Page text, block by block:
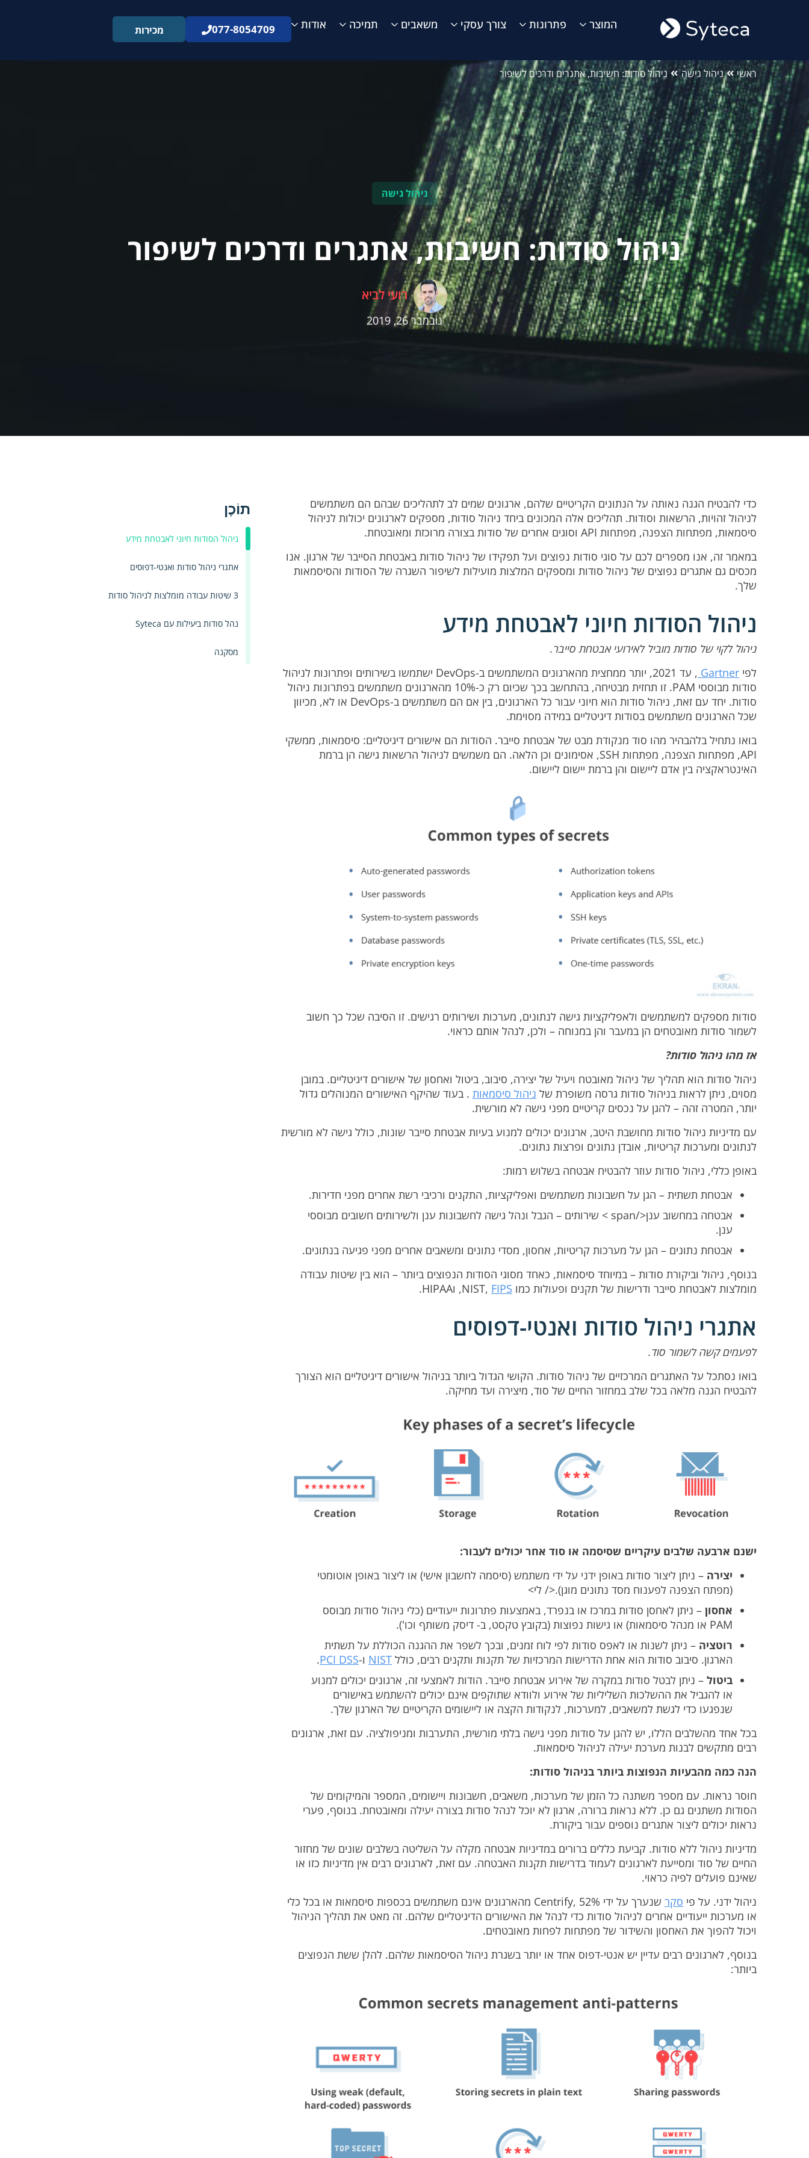
המוצר פתרונות צורך עסקי משאבים תמיכה אודות 077-8054709 מכירות
ראשי ניהול גישה ניהול סודות: חשיבות, אתגרים ודרכים לשיפור
ניהול גישה
ניהול סודות: חשיבות, אתגרים ודרכים לשיפור
רועי לביא
נובמבר 26, 2019
כדי להבטיח הגנה נאותה על הנתונים הקריטיים שלהם, ארגונים שמים לב לתהליכים שבהם הם משתמשים
לניהול זהויות, הרשאות וסודות. תהליכים אלה המכונים ביחד ניהול סודות, מספקים לארגונים יכולות לניהול
סיסמאות, מפתחות הצפנה, מפתחות API וסוגים אחרים של סודות בצורה מרוכזת ומאובטחת.
במאמר זה, אנו מספרים לכם על סוגי סודות נפוצים ועל תפקידו של ניהול סודות באבטחת הסייבר של ארגון. אנו
מכסים גם אתגרים נפוצים של ניהול סודות ומספקים המלצות מועילות לשיפור השגרה של הסודות והסיסמאות
שלך.
ניהול הסודות חיוני לאבטחת מידע
ניהול לקוי של סודות מוביל לאירועי אבטחת סייבר.
לפי Gartner
, עד 2021, יותר ממחצית מהארגונים המשתמשים ב-DevOps ישתמשו בשירותים ופתרונות לניהול
סודות מבוססי PAM. זו תחזית מבטיחה, בהתחשב בכך שכיום רק כ-10% מהארגונים משתמשים בפתרונות ניהול
סודות. יחד עם זאת, ניהול סודות הוא חיוני עבור כל הארגונים, בין אם הם משתמשים ב-DevOps או לא, מכיוון
שכל הארגונים משתמשים בסודות דיגיטליים במידה מסוימת.
בואו נתחיל בלהבהיר מהו סוד מנקודת מבט של אבטחת סייבר. הסודות הם אישורים דיגיטליים: סיסמאות, ממשקי
API, מפתחות הצפנה, מפתחות SSH, אסימונים וכן הלאה. הם משמשים לניהול הרשאות גישה הן ברמת
האינטראקציה בין אדם ליישום והן ברמת יישום ליישום.
סודות מספקים למשתמשים ולאפליקציות גישה לנתונים, מערכות ושירותים רגישים. זו הסיבה שכל כך חשוב
לשמור סודות מאובטחים הן במעבר והן במנוחה – ולכן, לנהל אותם כראוי.
אז מהו ניהול סודות?
ניהול סודות הוא תהליך של ניהול מאובטח ויעיל של יצירה, סיבוב, ביטול ואחסון של אישורים דיגיטליים. במובן
מסוים, ניתן לראות בניהול סודות גרסה משופרת של ניהול סיסמאות . בעוד שהיקף האישורים המנוהלים גדול
יותר, המטרה זהה – להגן על נכסים קריטיים מפני גישה לא מורשית.
עם מדיניות ניהול סודות מחושבת היטב, ארגונים יכולים למנוע בעיות אבטחת סייבר שונות, כולל גישה לא מורשית
לנתונים ומערכות קריטיות, אובדן נתונים ופרצות נתונים.
באופן כללי, ניהול סודות עוזר להבטיח אבטחה בשלוש רמות:
אבטחת תשתית – הגן על חשבונות משתמשים ואפליקציות, התקנים ורכיבי רשת אחרים מפני חדירות.
אבטחה במחשוב ענן</span > שירותים – הגבל ונהל גישה לחשבונות ענן ולשירותים חשובים מבוססי
ענן.
אבטחת נתונים – הגן על מערכות קריטיות, אחסון, מסדי נתונים ומשאבים אחרים מפני פגיעה בנתונים.
בנוסף, ניהול וביקורת סודות – במיוחד סיסמאות, כאחד מסוגי הסודות הנפוצים ביותר – הוא בין שיטות עבודה
מומלצות לאבטחת סייבר ודרישות של תקנים ופעולות כמו NIST, FIPS , וHIPAA.
אתגרי ניהול סודות ואנטי-דפוסים
לפעמים קשה לשמור סוד.
בואו נסתכל על האתגרים המרכזיים של ניהול סודות. הקושי הגדול ביותר בניהול אישורים דיגיטליים הוא הצורך
להבטיח הגנה מלאה בכל שלב במחזור החיים של סוד, מיצירה ועד מחיקה.
ישנם ארבעה שלבים עיקריים שסיסמה או סוד אחר יכולים לעבור:
יצירה – ניתן ליצור סודות באופן ידני על ידי משתמש (סיסמה לחשבון אישי) או ליצור באופן אוטומטי
(מפתח הצפנה לפענוח מסד נתונים מוגן).</ לי>
אחסון – ניתן לאחסן סודות במרכז או בנפרד, באמצעות פתרונות ייעודיים (כלי ניהול סודות מבוסס
PAM או מנהל סיסמאות) או גישות נפוצות (בקובץ טקסט, ב- דיסק משותף וכו').
רוטציה – ניתן לשנות או לאפס סודות לפי לוח זמנים, ובכך לשפר את ההגנה הכוללת על תשתית
הארגון. סיבוב סודות הוא אחת הדרישות המרכזיות של תקנות ותקנים רבים, כולל NIST ו-PCI DSS
.
ביטול – ניתן לבטל סודות במקרה של אירוע אבטחת סייבר. הודות לאמצעי זה, ארגונים יכולים למנוע
או להגביל את ההשלכות השליליות של אירוע ולוודא שתוקפים אינם יכולים להשתמש באישורים
שנפגעו כדי לגשת למשאבים, למערכות, לנקודות הקצה או ליישומים הקריטיים של הארגון שלך.
בכל אחד מהשלבים הללו, יש להגן על סודות מפני גישה בלתי מורשית, התערבות ומניפולציה. עם זאת, ארגונים
רבים מתקשים לבנות מערכת יעילה לניהול סיסמאות.
הנה כמה מהבעיות הנפוצות ביותר בניהול סודות:
חוסר נראות. עם מספר משתנה כל הזמן של מערכות, משאבים, חשבונות ויישומים, המספר והמיקומים של
הסודות משתנים גם כן. ללא נראות ברורה, ארגון לא יוכל לנהל סודות בצורה יעילה ומאובטחת. בנוסף, פערי
נראות יכולים ליצור אתגרים נוספים עבור ביקורת.
מדיניות ניהול ללא סודות. קביעת כללים ברורים במדיניות אבטחה מקלה על השליטה בשלבים שונים של מחזור
החיים של סוד ומסייעת לארגונים לעמוד בדרישות תקנות האבטחה. עם זאת, לארגונים רבים אין מדיניות כזו או
שאינם פועלים לפיה כראוי.
ניהול ידני. על פי סקר
שנערך על ידי Centrify, 52% מהארגונים אינם משתמשים בכספות סיסמאות או בכל כלי
או מערכות ייעודיים אחרים לניהול סודות כדי לנהל את האישורים הדיגיטליים שלהם. זה מאט את תהליך הניהול
ויכול להפוך את האחסון והשידור של מפתחות לפחות מאובטחים.
בנוסף, לארגונים רבים עדיין יש אנטי-דפוס אחד או יותר בשגרת ניהול הסיסמאות שלהם. להלן ששת הנפוצים
ביותר:
תוֹכֶן
ניהול הסודות חיוני לאבטחת מידע
אתגרי ניהול סודות ואנטי-דפוסים
3 שיטות עבודה מומלצות לניהול סודות
נהל סודות ביעילות עם Syteca
מסקנה